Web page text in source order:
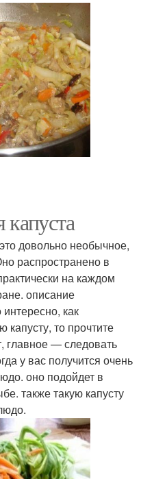
довольно необычное,
распространено в
на каждом
описание
как
капусту, то прочтите
главное — следовать
у вас получится очень
оно подойдет в
также такую капусту